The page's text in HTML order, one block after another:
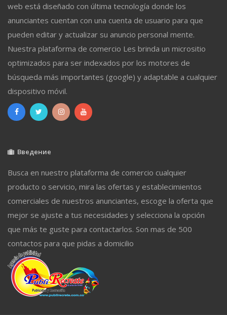
web está diseñado con última tecnología donde los
anunciantes cuentan con una cuenta de usuario para que
pueden editar y actualizar su anuncio personal mente.
Nuestra plataforma de comercio Les brinda un micrositio
optimizados para ser indexados por los motores de
búsqueda más importantes (google) y adaptable a cualquier
dispositivo móvil.
Введение
Busca en nuestro plataforma de comercio cualquier
producto o servicio, mira las ofertas y establecimientos
comerciales de nuestros anunciantes, escoge la oferta que
mejor se ajuste a tus necesidades y selecciona la opción
que más te guste para contactarlos. Son mas de 500
contactos para que pidas a domicilio